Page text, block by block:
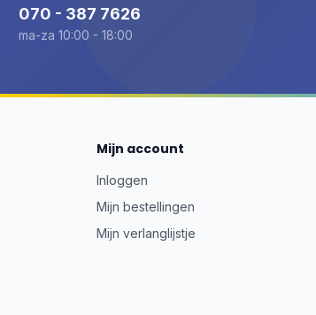
070 - 387 7626
ma-za 10:00 - 18:00
Mijn account
Inloggen
Mijn bestellingen
Mijn verlanglijstje